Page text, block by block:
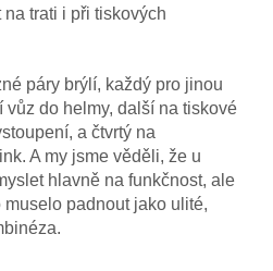
trati i při tiskových
páry brýlí, každý pro jinou
do helmy, další na tiskové
a čtvrtý na
A my jsme věděli, že u
hlavně na funkčnost, ale
padnout jako ulité,